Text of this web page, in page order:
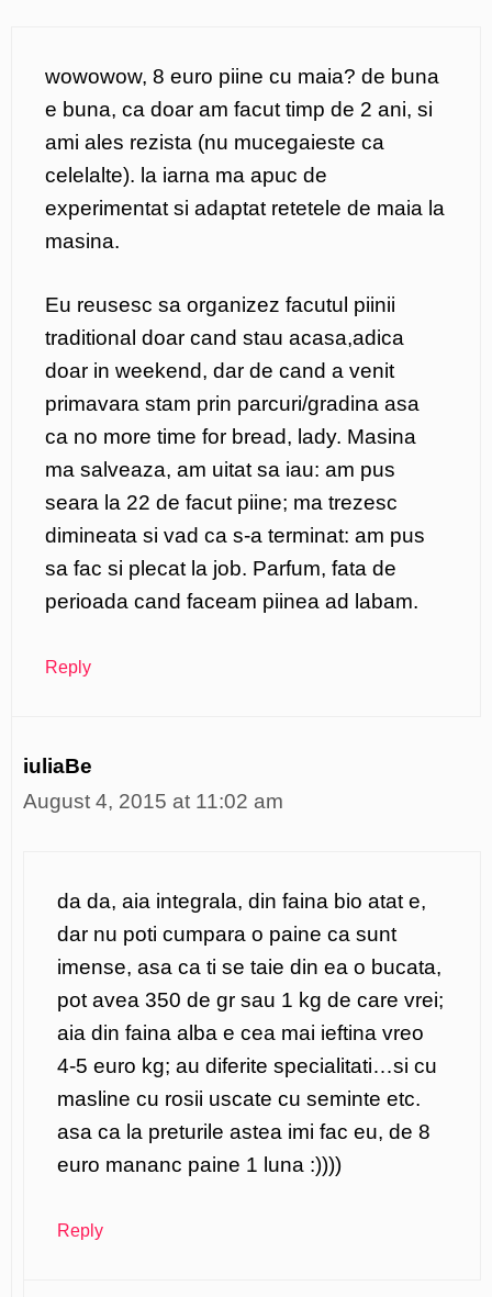
wowowow, 8 euro piine cu maia? de buna
e buna, ca doar am facut timp de 2 ani, si
ami ales rezista (nu mucegaieste ca
celelalte). la iarna ma apuc de
experimentat si adaptat retetele de maia la
masina.
Eu reusesc sa organizez facutul piinii
traditional doar cand stau acasa,adica
doar in weekend, dar de cand a venit
primavara stam prin parcuri/gradina asa
ca no more time for bread, lady. Masina
ma salveaza, am uitat sa iau: am pus
seara la 22 de facut piine; ma trezesc
dimineata si vad ca s-a terminat: am pus
sa fac si plecat la job. Parfum, fata de
perioada cand faceam piinea ad labam.
Reply
iuliaBe
August 4, 2015 at 11:02 am
da da, aia integrala, din faina bio atat e,
dar nu poti cumpara o paine ca sunt
imense, asa ca ti se taie din ea o bucata,
pot avea 350 de gr sau 1 kg de care vrei;
aia din faina alba e cea mai ieftina vreo
4-5 euro kg; au diferite specialitati…si cu
masline cu rosii uscate cu seminte etc.
asa ca la preturile astea imi fac eu, de 8
euro mananc paine 1 luna :))))
Reply